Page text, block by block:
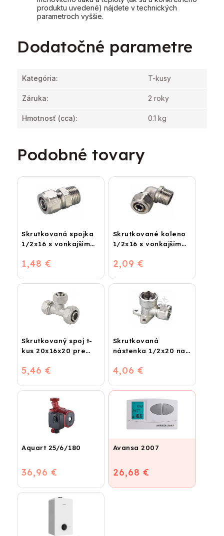
produktu uvedené) nájdete v technických
parametroch vyššie.
Dodatočné parametre
Kategória: T-kusy
Záruka: 2 roky
Hmotnosť (cca): 0.1 kg
Podobné tovary
Skrutkovaná spojka
1/2x16 s vonkajším
1,48 €
Skrutkované koleno
1/2x16 s vonkajším
2,09 €
Skrutkovaný spoj t-
kus 20x16x20 pre
5,46 €
Skrutkovaná
nástenka 1/2x20 na
4,06 €
Aquart 25/6/180
36,96 €
Avansa 2007
26,68 €